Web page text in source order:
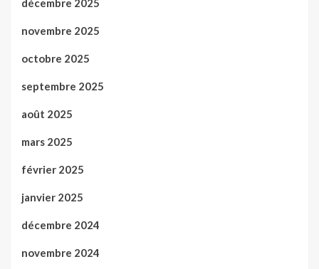
décembre 2025
novembre 2025
octobre 2025
septembre 2025
août 2025
mars 2025
février 2025
janvier 2025
décembre 2024
novembre 2024